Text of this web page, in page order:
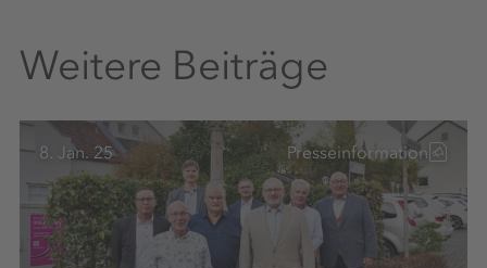
Weitere Beiträge
8. Jan. 25 Presseinformation